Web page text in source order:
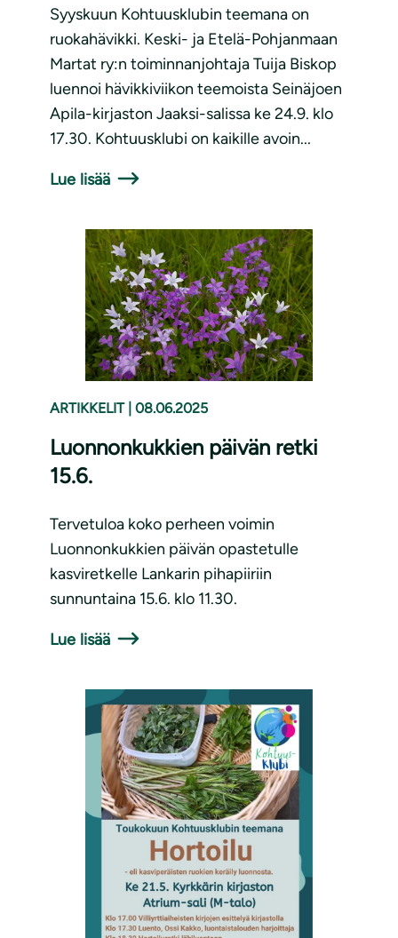
Syyskuun Kohtuusklubin teemana on
ruokahävikki. Keski- ja Etelä-Pohjanmaan
Martat ry:n toiminnanjohtaja Tuija Biskop
luennoi hävikkiviikon teemoista Seinäjoen
Apila-kirjaston Jaaksi-salissa ke 24.9. klo
17.30. Kohtuusklubi on kaikille avoin...
Lue lisää
ARTIKKELIT 08.06.2025
Luonnonkukkien päivän retki
15.6.
Tervetuloa koko perheen voimin
Luonnonkukkien päivän opastetulle
kasviretkelle Lankarin pihapiiriin
sunnuntaina 15.6. klo 11.30.
Lue lisää